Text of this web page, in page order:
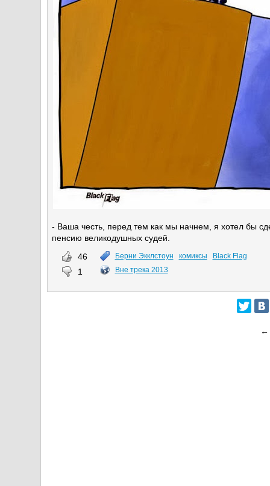
- Ваша честь, перед тем как мы начнем, я хотел бы
пенсию великодушных судей.
46
1
Берни Экклстоун комиксы
Black Flag
Вне трека 2013